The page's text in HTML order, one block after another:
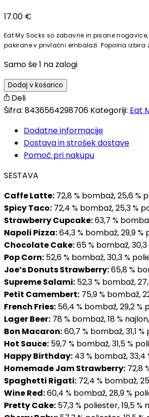
17.00 €
Eat My Socks so zabavne in pisane
pakirane v privlačni embalaži. Popolna izbira
Samo še 1 na zalogi
Dodaj v košarico
Deli
Šifra: 8436564298706 Kategoriji: Eat
Dodatne informacije
Dostava in strošek dostave
Pomoč pri nakupu
SESTAVA
Caffe Latte: 72,8 % bombaž, 25,6 %
Spicy Taco: 72,4 % bombaž, 25,3 %
Strawberry Cupcake:63,7 %
Napoli Pizza:64,3 % bombaž, 29,9
Chocolate Cake:65 % bombaž,
Pop Corn: 52,6 % bombaž, 30,3 %
Joe’s Donuts Strawberry:65,8 %
Supreme Salami: 52,3 % bombaž,
Petit Camembert: 75,9 % bombaž,
French Fries: 56,4 % bombaž, 29,2 %
Lager Beer: 78 % bombaž, 18 %
Bon Macaron:60,7 % bombaž, 31,1
Hot Sauce: 59,7 % bombaž, 31,5 %
Happy Birthday: 43 % bombaž,
Homemade Jam Strawberry: 72,8
Spaghetti Rigati: 72,4 % bombaž,
Wine Red:60,4 % bombaž, 28,9 %
Pretty Cake: 57,3 % poliester, 19,5